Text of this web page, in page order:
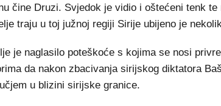
čine Druzi. Svjedok je vidio i oštećeni tenk
traju u toj južnoj regiji Sirije ubijeno je
je naglasilo poteškoće s kojima se nosi
da nakon zbacivanja sirijskog diktatora
u blizini sirijske granice.